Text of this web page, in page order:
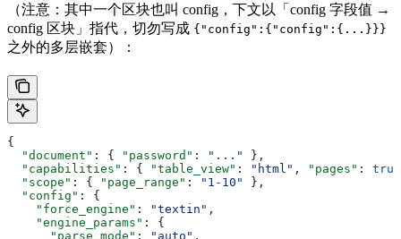
（注意：其中一个区块也叫 config，下文以「config 字段值 →
config 区块」指代，切勿写成 {"config":{"config":{...}}}
之外的多层嵌套）：
{
  "document"
: { "password" : "..."
},
  "capabilities"
: { "table_view" : "html" , "pages" : true
  "scope"
: { "page_range" : "1-10"
},
  "config"
: {
    "force_engine"
: "textin" ,
    "engine_params"
: {
      "parse_mode"
: "auto" ,